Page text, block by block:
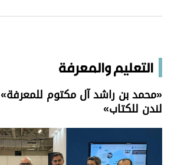
التعليم والمعرفة
«محمد بن راشد آل مكتوم
لندن للكتاب»